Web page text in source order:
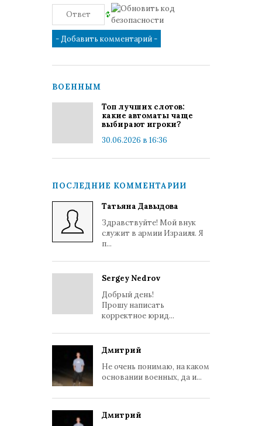
ВОЕННЫМ
Топ лучших слотов:
какие автоматы чаще
выбирают игроки?
30.06.2026 в 16:36
ПОСЛЕДНИЕ КОММЕНТАРИИ
Татьяна Давыдова
Здравствуйте! Мой внук
служит в армии Израиля. Я
п...
Sergey Nedrov
Добрый день!
Прошу написать
корректное юрид...
Дмитрий
Не очень понимаю, на каком
основании военных, да и...
Дмитрий